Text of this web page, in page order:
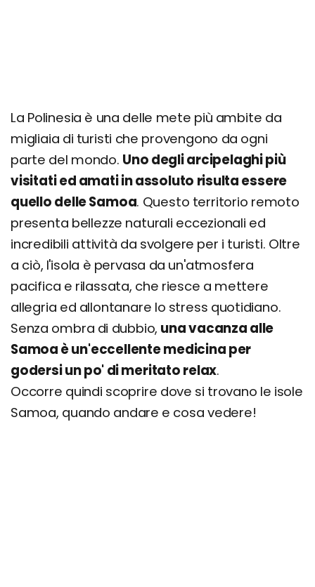
Quanto costa una vacanza alle Samoa? Prezzi,
offerte e consigli
La Polinesia è una delle mete più ambite da
migliaia di turisti che provengono da ogni
parte del mondo. Uno degli arcipelaghi più
visitati ed amati in assoluto risulta essere
quello delle Samoa. Questo territorio remoto
presenta bellezze naturali eccezionali ed
incredibili attività da svolgere per i turisti. Oltre
a ciò, l'isola è pervasa da un'atmosfera
pacifica e rilassata, che riesce a mettere
allegria ed allontanare lo stress quotidiano.
Senza ombra di dubbio, una vacanza alle
Samoa è un'eccellente medicina per
godersi un po' di meritato relax.
Occorre quindi scoprire dove si trovano le isole
Samoa, quando andare e cosa vedere!